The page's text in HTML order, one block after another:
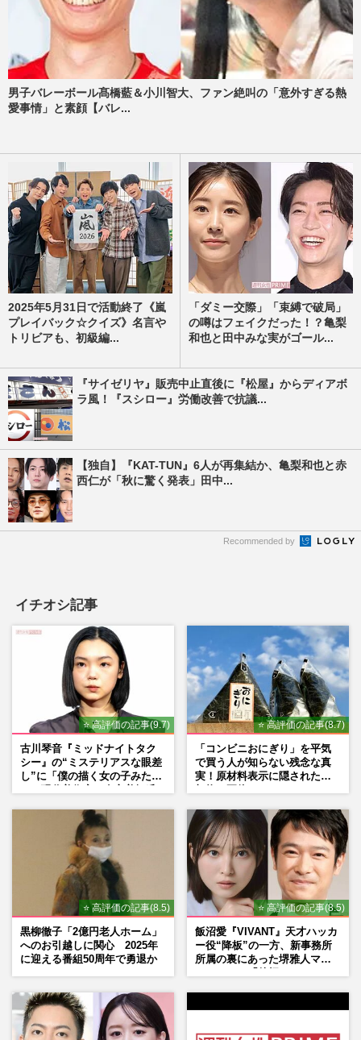
男子バレーボール髙橋藍＆小川智大、ファン絶叫の「意外すぎる熱
愛事情」と素顔【バレ...
2025年5月31日で活動終了《嵐
プレイバック☆クイズ》名言や
トリビアも、初級編...
「ダミー交際」「束縛で破局」
の噂はフェイクだった！？亀梨
和也と田中みな実がゴール...
『サイゼリヤ』販売中止直後に『松屋』からディアボ
ラ風！『スシロー』労働改善で抗議...
【独自】『KAT-TUN』6人が再集結か、亀梨和也と赤
西仁が「秋に驚く発表」田中...
Recommended by
イチオシ記事
⭐ 高評価の記事(9.7)
古川琴音『ミッドナイトタク
シー』の“ミステリアスな眼差
し”に「僕の描く女の子みた
⭐ 高評価の記事(8.7)
「コンビニおにぎり」を平気
で買う人が知らない残念な真
実！原材料表示に隠された添
⭐ 高評価の記事(8.5)
黒柳徹子「2億円老人ホーム」
へのお引越しに関心 2025年
に迎える番組50周年で勇退か
⭐ 高評価の記事(8.5)
飯沼愛『VIVANT』天才ハッカ
ー役“降板”の一方、新事務所
所属の裏にあった堺雅人マネ